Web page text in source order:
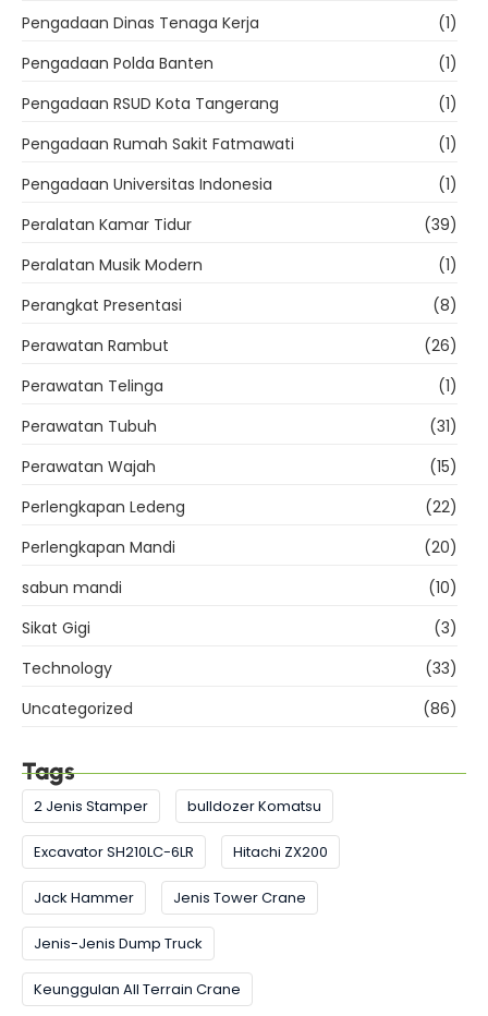
Pengadaan Dinas Tenaga Kerja
(1)
Pengadaan Polda Banten
(1)
Pengadaan RSUD Kota Tangerang
(1)
Pengadaan Rumah Sakit Fatmawati
(1)
Pengadaan Universitas Indonesia
(1)
Peralatan Kamar Tidur
(39)
Peralatan Musik Modern
(1)
Perangkat Presentasi
(8)
Perawatan Rambut
(26)
Perawatan Telinga
(1)
Perawatan Tubuh
(31)
Perawatan Wajah
(15)
Perlengkapan Ledeng
(22)
Perlengkapan Mandi
(20)
sabun mandi
(10)
Sikat Gigi
(3)
Technology
(33)
Uncategorized
(86)
Tags
2 Jenis Stamper bulldozer Komatsu
Excavator SH210LC-6LR Hitachi ZX200
Jack Hammer Jenis Tower Crane
Jenis-Jenis Dump Truck
Keunggulan All Terrain Crane